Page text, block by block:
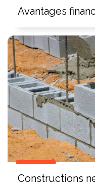
Avantages
Constructions